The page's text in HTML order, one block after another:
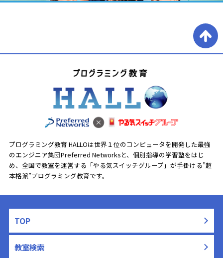
プログラミング教育 HALLOは世界１位のコンピュータを開発した最強
のエンジニア集団Preferred Networksと、 個別指導の学習塾をはじ
め、全国で教室を運営する「やる気スイッチグループ」が手掛ける”超
本格派”プログラミング教育です。
TOP
教室検索